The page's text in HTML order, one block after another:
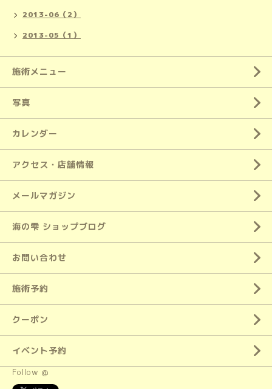
2013-06（2）
2013-05（1）
施術メニュー
写真
カレンダー
アクセス・店舗情報
メールマガジン
海の雫 ショップブログ
お問い合わせ
施術予約
クーポン
イベント予約
Follow @